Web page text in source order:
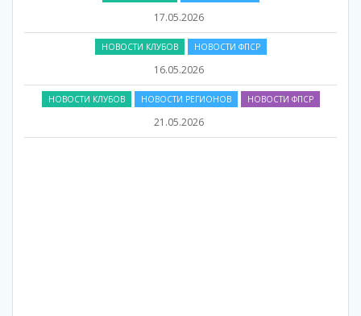
17.05.2026
НОВОСТИ КЛУБОВ НОВОСТИ ФПСР
16.05.2026
НОВОСТИ КЛУБОВ НОВОСТИ РЕГИОНОВ НОВОСТИ ФПСР
21.05.2026